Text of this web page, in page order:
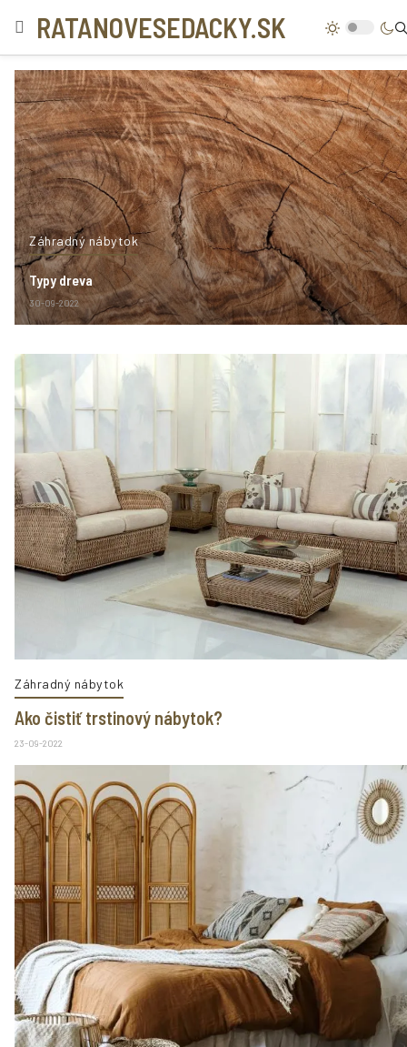
RATANOVESEDACKY.SK
Záhradný nábytok
Typy dreva
30-09-2022
Záhradný nábytok
Ako čistiť trstinový nábytok?
23-09-2022